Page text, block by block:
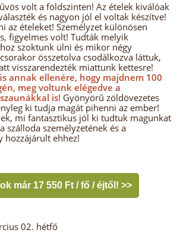
volt a földszinten! Az ételek kiválóak
és nagyon jól el voltak készítve!
az ételeket! Személyzet különösen
figyelmes volt! Tudták melyik
szoktunk ülni és mikor négy
összetolva csodálkozva láttuk,
visszarendezték miattunk kettesre!
annak ellenére, hogy majdnem 100
meg voltunk elégedve a
is! Gyönyörű zöldövezetes
ki tudja magát pihenni az ember!
mi fantasztikus jól ki tudtuk magunkat
szálloda személyzetének és a
hozzájárult ehhez!
már 17 550 Ft / fő / éjtől! >>
02. hétfő